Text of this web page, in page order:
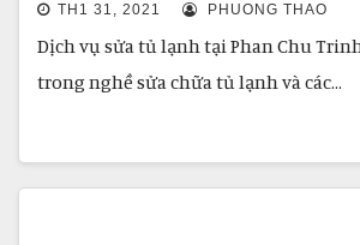
TH1 31, 2021 PHUONG THAO
Dịch vụ sửa tủ lạnh tại Phan Chu
trong nghề sửa chữa tủ lạnh và các…